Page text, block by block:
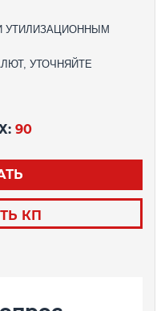
УТИЛИЗАЦИОННЫМ
УТОЧНЯЙТЕ
90
КП